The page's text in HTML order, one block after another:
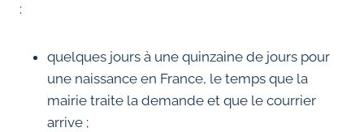
:
quelques jours à une quinzaine de jours pour
une naissance en France, le temps que la
mairie traite la demande et que le courrier
arrive ;